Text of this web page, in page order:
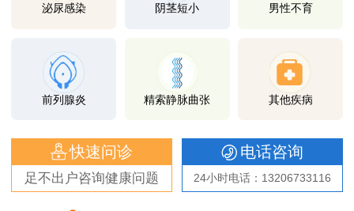
泌尿感染 阴茎短小 男性不育
前列腺炎 精索静脉曲张 其他疾病
快速问诊
足不出户咨询健康问题
电话咨询
24小时电话：13206733116